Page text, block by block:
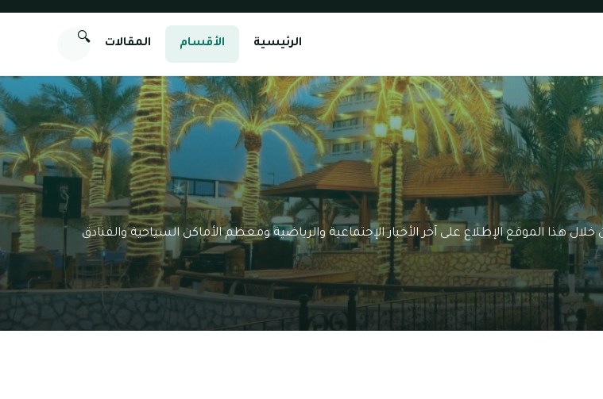
الرئيسية الأقسام المقالات 🔍
هذا الموقع الإطلاع على آخر الأخبار الإجتماعية والرياضية ومعظم الأماكن السياحية والفنادق